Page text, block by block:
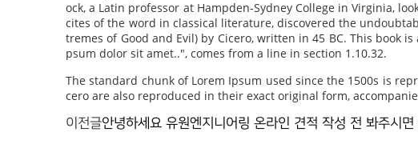
ock, a Latin professor at Hampden-Sydney College in Virginia,
cites of the word in classical literature, discovered the
tremes of Good and Evil) by Cicero, written in 45 BC. This book
psum dolor sit amet..", comes from a line in section 1.10.32.
The standard chunk of Lorem Ipsum used since the 1500s is
cero are also reproduced in their exact original form,
이전글안녕하세요 유원엔지니어링 온라인 견적 작성 전 봐주시면